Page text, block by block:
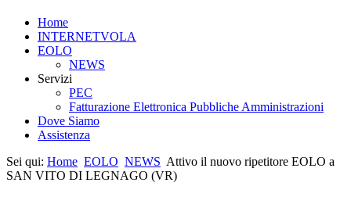
Home
INTERNETVOLA
EOLO
NEWS
Servizi
PEC
Fatturazione Elettronica Pubbliche Amministrazioni
Dove Siamo
Assistenza
Sei qui: Home EOLO NEWS Attivo il nuovo ripetitore EOLO a
SAN VITO DI LEGNAGO (VR)